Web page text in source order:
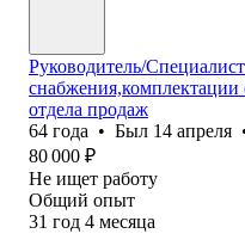
Руководитель/
отдела продаж
64 года • Был 14 апреля
80 000 ₽
Не ищет работу
Общий опыт
31 год 4 месяца